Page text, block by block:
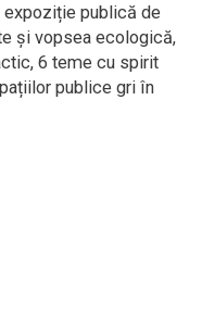
expoziție publică de
și vopsea ecologică,
6 teme cu spirit
publice gri în